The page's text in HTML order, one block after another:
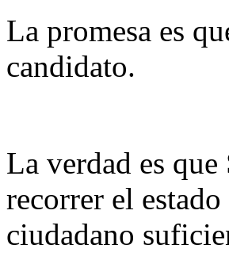
La promesa es
candidato.
La verdad es
recorrer el
ciudadano